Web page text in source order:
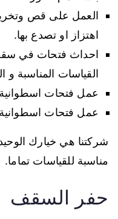
العمل على قص
اهتزاز او تصدع بها.
احداث فتحات في
القياسات المناسبة و
عمل فتحات
عمل فتحات اسطوانية
شركتنا هي خيارك
مناسبة للقياسات تماما.
حفر السقف